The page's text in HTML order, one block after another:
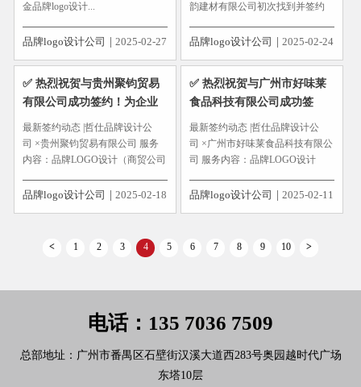
金品牌logo设计...
品牌logo设计公司 2025-02-27
韵建材有限公司初次找到并签约
司，在前期充分的市场调研与研
划设计合作，帮助墙为品牌在一
年后...
品牌logo设计公司 2025-02-24
✅ 热烈祝贺与贵州聚钧贸易
有限公司成功签约！为企业
品牌做顶层设计！
最新签约动态 |哲仕品牌设计公
司 ×贵州聚钧贸易有限公司 服务
内容：品牌LOGO设计（商贸公司
http://www.mitulogo.com...
品牌logo设计公司 2025-02-18
✅ 热烈祝贺与广州市好味莱
食品科技有限公司成功签
约！为企业品牌做顶层设
计！
最新签约动态 |哲仕品牌设计公
司 ×广州市好味莱食品科技有限公
司 服务内容：品牌LOGO设计
案例：http://www.mitulogo.com...
品牌logo设计公司 2025-02-11
< 1 2 3 4 5 6 7 8 9 10 >
电话：135 7036 7509
总部地址：广州市番禺区石壁街汉溪大道西283号奥园越时代广场
东塔10层